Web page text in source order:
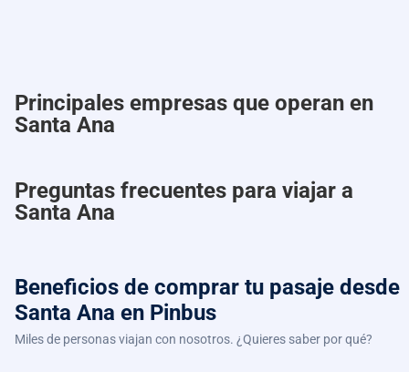
Principales empresas que operan en
Santa Ana
Preguntas frecuentes para viajar a
Santa Ana
Beneficios de comprar tu pasaje desde
Santa Ana en Pinbus
Miles de personas viajan con nosotros. ¿Quieres saber por qué?